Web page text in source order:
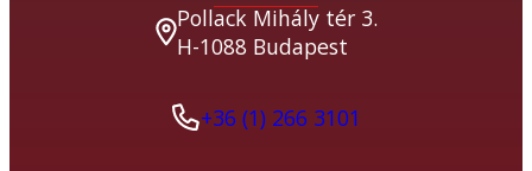
Pollack Mihály tér 3.
H-1088 Budapest
+36 (1) 266 3101